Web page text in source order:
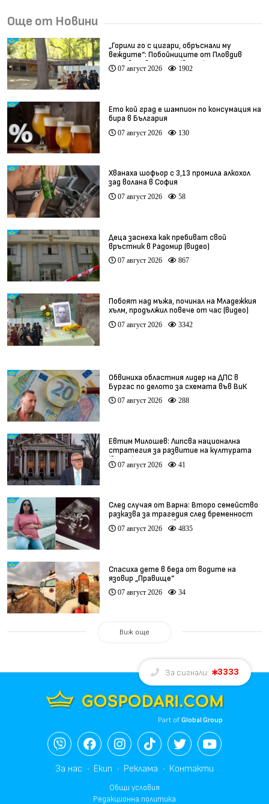
Още от Новини
„Горили го с цигари, обръснали му
веждите“: Побойниците от Пловдив
остават в ареста (видео)
07 август 2026 1902
Ето кой град е шампион по консумация на
бира в България
07 август 2026 130
Хванаха шофьор с 3,13 промила алкохол
зад волана в София
07 август 2026 58
Деца заснеха как пребиват свой
връстник в Радомир (видео)
07 август 2026 867
Побоят над мъжа, починал на Младежкия
хълм, продължил повече от час (видео)
07 август 2026 3342
Обвиниха областния лидер на ДПС в
Бургас по делото за схемата във ВиК
07 август 2026 288
Евтим Милошев: Липсва национална
стратегия за развитие на културата
(видео)
07 август 2026 41
След случая от Варна: Второ семейство
разказва за трагедия след бременност
при същия лекар (видео)
07 август 2026 4835
Спасиха дете в беда от водите на
язовир „Правище“
07 август 2026 34
Виж още
За сигнали: 3333
Part ofGlobal Group
За нас Екип Реклама Контакти
Общи условия
Редакционна политика